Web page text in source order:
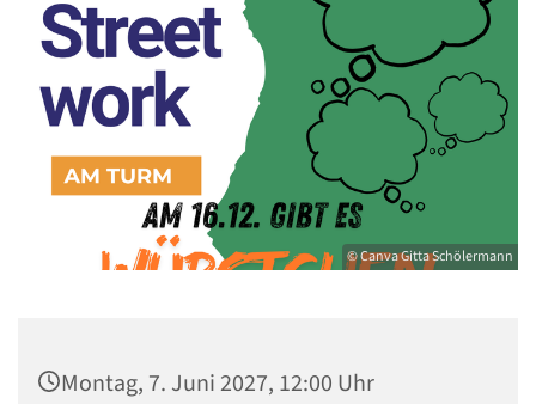
© Canva Gitta Schölermann
Montag, 7. Juni 2027, 12:00 Uhr